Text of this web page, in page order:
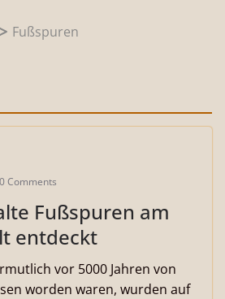
Fußspuren
0 Comments
Fußspuren am
entdeckt
vor 5000 Jahren von
worden waren, wurden auf